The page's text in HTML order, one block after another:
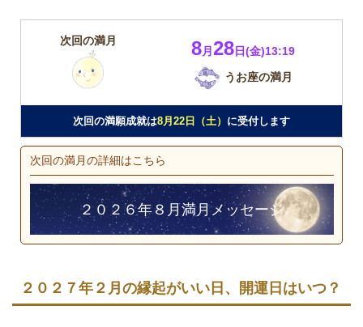
次回の満月 8月 28日(金)13:19
うお座の満月
次回の満願成就は8月22日（土） に受付します
次回の満月の詳細はこちら
２０２６年８月満月メッセージ
２０２７年２月の縁起がいい日、開運日はいつ？